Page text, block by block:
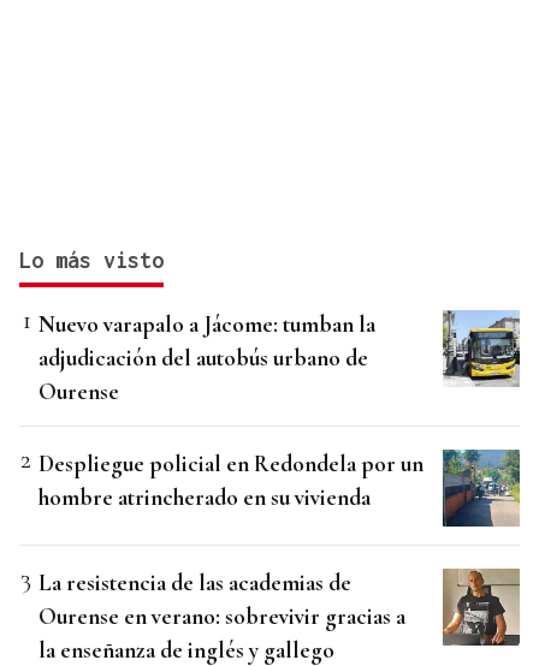
Lo más visto
Nuevo varapalo a Jácome: tumban la
adjudicación del autobús urbano de
Ourense
Despliegue policial en Redondela por un
hombre atrincherado en su vivienda
La resistencia de las academias de
Ourense en verano: sobrevivir gracias a
la enseñanza de inglés y gallego